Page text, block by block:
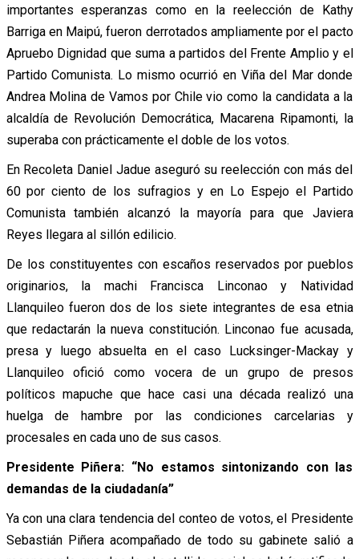
importantes esperanzas como en la reelección de Kathy
Barriga en Maipú, fueron derrotados ampliamente por el pacto
Apruebo Dignidad que suma a partidos del Frente Amplio y el
Partido Comunista. Lo mismo ocurrió en Viña del Mar donde
Andrea Molina de Vamos por Chile vio como la candidata a la
alcaldía de Revolución Democrática, Macarena Ripamonti, la
superaba con prácticamente el doble de los votos.
En Recoleta Daniel Jadue aseguró su reelección con más del
60 por ciento de los sufragios y en Lo Espejo el Partido
Comunista también alcanzó la mayoría para que Javiera
Reyes llegara al sillón edilicio.
De los constituyentes con escaños reservados por pueblos
originarios, la machi Francisca Linconao y Natividad
Llanquileo fueron dos de los siete integrantes de esa etnia
que redactarán la nueva constitución. Linconao fue acusada,
presa y luego absuelta en el caso Lucksinger-Mackay y
Llanquileo ofició como vocera de un grupo de presos
políticos mapuche que hace casi una década realizó una
huelga de hambre por las condiciones carcelarias y
procesales en cada uno de sus casos.
Presidente Piñera: “No estamos sintonizando con las
demandas de la ciudadanía”
Ya con una clara tendencia del conteo de votos, el Presidente
Sebastián Piñera acompañado de todo su gabinete salió a